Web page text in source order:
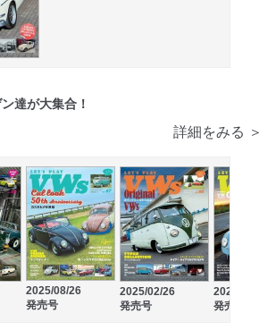
達が大集合！
詳細をみる ＞
2025/08/26
発売号
2025/02/26
発売号
2024/08/30
発売号